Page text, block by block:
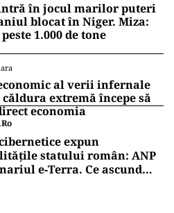
în jocul marilor puteri
blocat în Niger. Miza:
1.000 de tone
al verii infernale
extremă începe să
economia
expun
statului român: ANP
e‑Terra. Ce ascund